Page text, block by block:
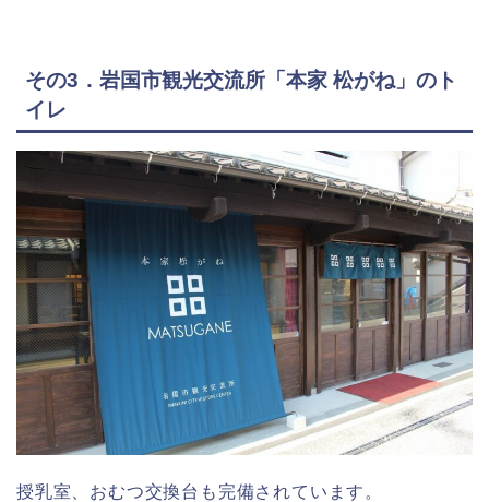
その3．岩国市観光交流所「本家 松がね」のト
イレ
授乳室、おむつ交換台も完備されています。